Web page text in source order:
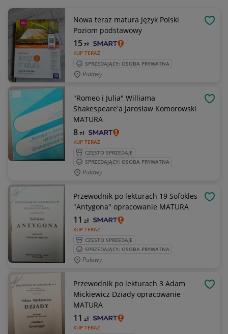
Nowa teraz matura Język Polski
Poziom podstawowy
KUP TERAZ
15zł
SPRZEDAJĄCY: OSOBA PRYWATNA
Puławy
"Romeo i Julia" Williama
Shakespeare'a Jarosław Komorowski
MATURA
KUP TERAZ
8zł
CZĘSTO SPRZEDAJE
SPRZEDAJĄCY: OSOBA PRYWATNA
Puławy
Przewodnik po lekturach 19 Sofokles
"Antygona" opracowanie MATURA
KUP TERAZ
11 zł
CZĘSTO SPRZEDAJE
SPRZEDAJĄCY: OSOBA PRYWATNA
Puławy
Przewodnik po lekturach 3 Adam
Mickiewicz Dziady opracowanie
MATURA
KUP TERAZ
11 zł